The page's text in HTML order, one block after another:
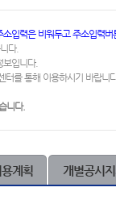
입력은 비워두고 주소입력버
다.
입니다.
터를 통해 이용하시기 바랍니
니다.
계획 개별공시